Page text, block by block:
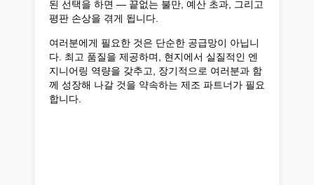
된 선택을 하면 — 끝없는 불만, 예산 초과, 그리고
평판 손상을 겪게 됩니다.
여러분에게 필요한 것은 단순한 공급망이 아닙니
다. 최고 품질을 제공하며, 현지에서 실질적인 엔
지니어링 역량을 갖추고, 장기적으로 여러분과 함
께 성장해 나갈 것을 약속하는 제조 파트너가 필요
합니다.